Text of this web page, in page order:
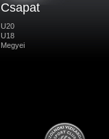
Csapat
U20
U18
Megyei